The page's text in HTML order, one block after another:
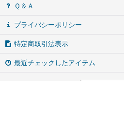
Ｑ＆Ａ
プライバシーポリシー
特定商取引法表示
最近チェックしたアイテム